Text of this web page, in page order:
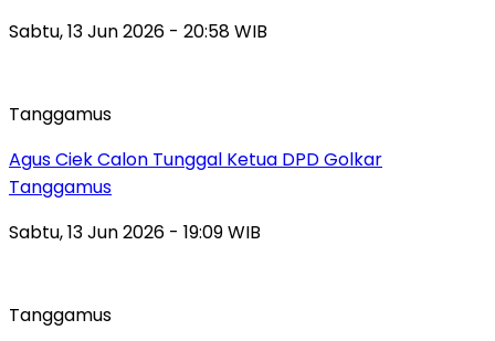
Sabtu, 13 Jun 2026 - 20:58 WIB
Tanggamus
Agus Ciek Calon Tunggal Ketua DPD Golkar
Tanggamus
Sabtu, 13 Jun 2026 - 19:09 WIB
Tanggamus